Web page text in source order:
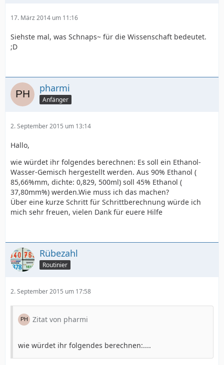
17. März 2014 um 11:16
Siehste mal, was Schnaps~ für die Wissenschaft bedeutet.
;D
pharmi
Anfänger
2. September 2015 um 13:14
Hallo,
wie würdet ihr folgendes berechnen: Es soll ein Ethanol-
Wasser-Gemisch hergestellt werden. Aus 90% Ethanol (
85,66%mm, dichte: 0,829, 500ml) soll 45% Ethanol (
37,80mm%) werden.Wie muss ich das machen?
Über eine kurze Schritt für Schrittberechnung würde ich
mich sehr freuen, vielen Dank für euere Hilfe
Rübezahl
Routinier
2. September 2015 um 17:58
Zitat von pharmi
wie würdet ihr folgendes berechnen:....